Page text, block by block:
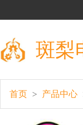
斑梨
首页 > 产品中心